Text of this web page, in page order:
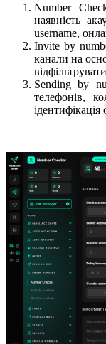
Number
наявність
username,
Invite by
канали на
Sending by
телефонів,